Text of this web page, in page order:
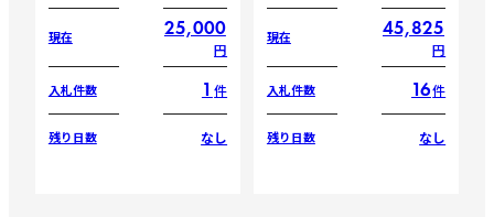
現在 25,000
円
入札件数 1 件
残り日数 なし
現在 45,825
円
入札件数 16件
残り日数 なし